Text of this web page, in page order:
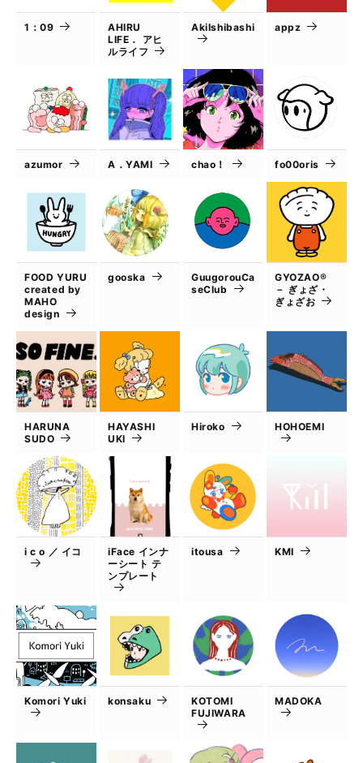
1：09
AHIRU
LIFE． アヒ
ルライフ
AkiIshibashi appz
azumor A．YAMI chao！ fo00oris
FOOD YURU
created by
MAHO
design
gooska
GuugorouCa
seClub
GYOZAO®
－ ぎょざ・
ぎょざお
HARUNA
SUDO
HAYASHI
UKI
Hiroko HOHOEMI
i c o ／ イコ
iFace インナ
ーシート テ
ンプレート
itousa KMI
Komori Yuki konsaku
KOTOMI
FUJIWARA
MADOKA